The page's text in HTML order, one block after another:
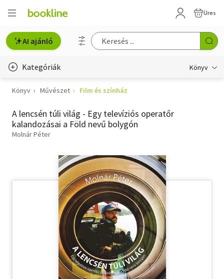
Üres
AI ajánló
Kategóriák Könyv
Életmód, egészség
Erotika
Gyermek- és ifjúsági
Hobbi, szabadidő
Szótár, nyelvkönyv
Tankönyv, segédkönyv
Könyv Művészet Film és színház
A lencsén túli világ - Egy televíziós operatőr
kalandozásai a Föld nevű bolygón
Molnár Péter